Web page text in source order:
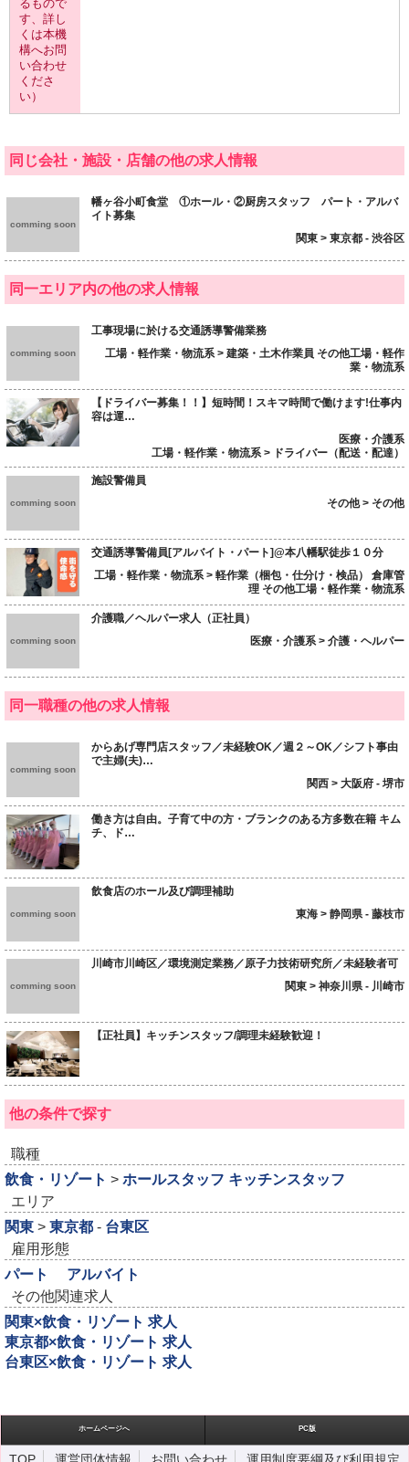
るもので
す、詳し
くは本機
構へお問
い合わせ
くださ
い）
同じ会社・施設・店舗の他の求人情報
comming soon
幡ヶ谷小町食堂 ①ホール・②厨房スタッフ パート・アルバ
イト募集
関東 > 東京都 - 渋谷区
同一エリア内の他の求人情報
comming soon
工事現場に於ける交通誘導警備業務
工場・軽作業・物流系 > 建築・土木作業員 その他工場・軽作
業・物流系
【ドライバー募集！！】短時間！スキマ時間で働けます!仕事内
容は運…
医療・介護系
工場・軽作業・物流系 > ドライバー（配送・配達）
comming soon
施設警備員
その他 > その他
交通誘導警備員[アルバイト・パート]@本八幡駅徒歩１０分
工場・軽作業・物流系 > 軽作業（梱包・仕分け・検品） 倉庫管
理 その他工場・軽作業・物流系
comming soon
介護職／ヘルパー求人（正社員）
医療・介護系 > 介護・ヘルパー
同一職種の他の求人情報
comming soon
からあげ専門店スタッフ／未経験OK／週２～OK／シフト事由
で主婦(夫)…
関西 > 大阪府 - 堺市
働き方は自由。子育て中の方・ブランクのある方多数在籍 キム
チ、ド…
comming soon
飲食店のホール及び調理補助
東海 > 静岡県 - 藤枝市
comming soon
川崎市川崎区／環境測定業務／原子力技術研究所／未経験者可
関東 > 神奈川県 - 川崎市
【正社員】キッチンスタッフ/調理未経験歓迎！
他の条件で探す
職種
飲食・リゾート > ホールスタッフ キッチンスタッフ
エリア
関東 > 東京都 - 台東区
雇用形態
パート
アルバイト
その他関連求人
関東×飲食・リゾート 求人
東京都×飲食・リゾート 求人
台東区×飲食・リゾート 求人
ホームページへ PC版
TOP 運営団体情報 お問い合わせ 運用制度要綱及び利用規定